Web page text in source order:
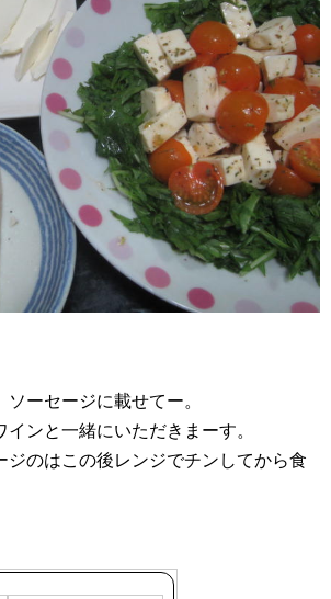
ーセージに載せてー。
ンと一緒にいただきまーす。
ジのはこの後レンジでチンしてから食